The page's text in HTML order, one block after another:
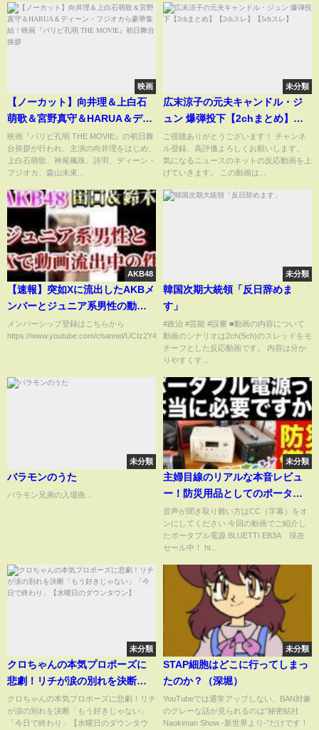
映画
【ノーカット】向井理＆上白石
萌歌＆宮野真守＆HARUA＆ディ
ーン・フジオカら豪華集結！映
画『パリピ孔明 THE MOVIE』初
日舞台挨拶
映画『パリピ孔明 THE MOVIE』の初日舞
台挨拶が行われ、主演の向井理をはじめ、
上白石萌歌、神尾楓珠、詩羽、ディーン・
フジオカ、森山未來...
未分類
広末涼子の元夫キャンドル・ジ
ュン 爆弾投下【2chまとめ】
【2chスレ】【5chスレ】
ご視聴ありがとうございます！ チャンネ
ル登録、高評価よろしくお願いします。
気になるニュースのネットの反応動画を上
げていきます。 この動画は...
AKB48
【速報】突如Xに流出したAKBメ
ンバーとジュニア系男性の動画
の件にAKB古参が思うこと【ス
キャンダル/鈴木くるみ/田口愛佳/
メンバーシップ登録はこちらから
https://www.youtube.com/channel/UCIz2Y4ahpBvP8BxULNfOR...
未分類
韓国次期大統領「反日辞めま
す」
#政治 #芸能 #誤審 ■動画の内容について
動画のシナリオは2ch(5ch)のスレッドをモ
チーフとした反応動画です。 内容は分か
りやすくす...
未分類
バラモンのうた
バラモン兄弟の入場曲...
未分類
主婦目線のリアルな本音レビュ
ー！防災用品としてのポータブ
ル電源は本当に必要？買うとき
に気をつけたいことは？既に持
っている人にもお得な情報・ア
キャン！）
音声が聞き取り難い方はCC（字幕）をオ
ンにしてください 今回の動画でご紹介し
たポータブル電源 BLUETTI EB3A 現在
セール中！ ht...
未分類
クロちゃんの本気プロポーズに
悲劇！リチが涙の別れを決断
「もう好きじゃない」「今日で
終わり」【水曜日のダウンタウ
クロちゃんの本気プロポーズに悲劇！リチ
が涙の別れを決断「もう好きじゃない」
「今日で終わり」【水曜日のダウンタウ
未分類
STAP細胞はどこに行ってしまっ
たのか？（深堀）
YouTubeでは通常アップしない、BAN対象
のグレーな話が見られるのは“秘密結社
Naokiman Show -新世界より-”だけです！